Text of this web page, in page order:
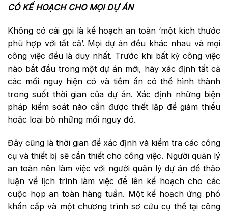
CÓ KẾ HOẠCH CHO MỌI DỰ ÁN
Không có cái gọi là kế hoạch an toàn ‘một kích thước
phù hợp với tất cả’. Mọi dự án đều khác nhau và mọi
công việc đều là duy nhất. Trước khi bất kỳ công việc
nào bắt đầu trong một dự án mới, hãy xác định tất cả
các mối nguy hiện có và tiềm ẩn có thể hình thành
trong suốt thời gian của dự án. Xác định những biện
pháp kiểm soát nào cần được thiết lập để giảm thiểu
hoặc loại bỏ những mối nguy đó.
Đây cũng là thời gian để xác định và kiểm tra các công
cụ và thiết bị sẽ cần thiết cho công việc. Người quản lý
an toàn nên làm việc với người quản lý dự án để thảo
luận về lịch trình làm việc để lên kế hoạch cho các
cuộc họp an toàn hàng tuần. Một kế hoạch ứng phó
khẩn cấp và một chương trình sơ cứu cụ thể tại công